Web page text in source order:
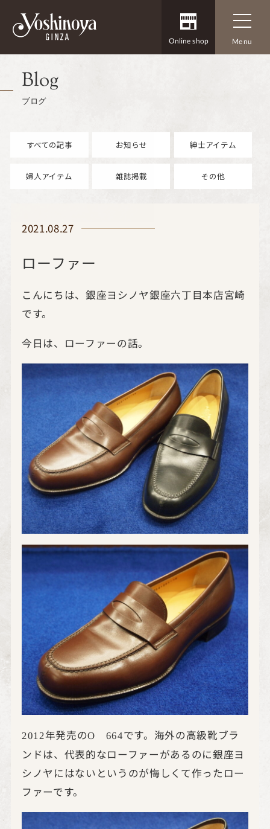
Online shop Menu
Blog
ブログ
すべての記事 お知らせ 紳士アイテム
婦人アイテム 雑誌掲載 その他
2021.08.27
ローファー
こんにちは、銀座ヨシノヤ銀座六丁目本店宮崎
です。
今日は、ローファーの話。
2012年発売のO 664です。海外の高級靴ブラ
ンドは、代表的なローファーがあるのに銀座ヨ
シノヤにはないというのが悔しくて作ったロー
ファーです。